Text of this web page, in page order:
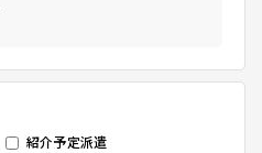
紹介予定派遣